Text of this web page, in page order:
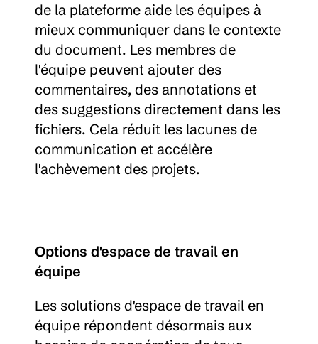
de la plateforme aide les équipes à
mieux communiquer dans le contexte
du document. Les membres de
l'équipe peuvent ajouter des
commentaires, des annotations et
des suggestions directement dans les
fichiers. Cela réduit les lacunes de
communication et accélère
l'achèvement des projets.
Options d'espace de travail en
équipe
Les solutions d'espace de travail en
équipe répondent désormais aux